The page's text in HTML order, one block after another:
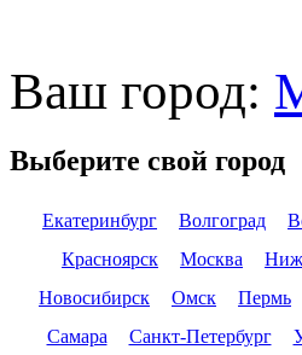
Ваш город:
Выберите свой город
Екатеринбург Волгоград
Красноярск
Москва
Новосибирск
Омск Пермь
Самара
Санкт-Петербург